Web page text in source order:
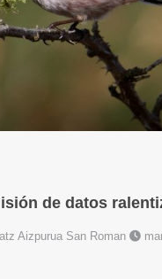
de datos
Aizpurua San Roman